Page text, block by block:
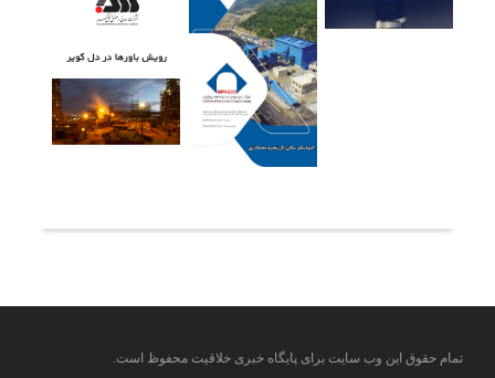
تمام حقوق این وب سایت برای پایگاه خبری خلاقیت محفوظ است.